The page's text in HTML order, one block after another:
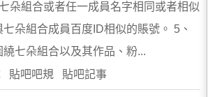
朵組合或者任一成員名字相同或者相似
朵組合成員百度ID相似的賬號。 5、
七朵組合以及其作品、粉...
貼吧吧規 貼吧記事